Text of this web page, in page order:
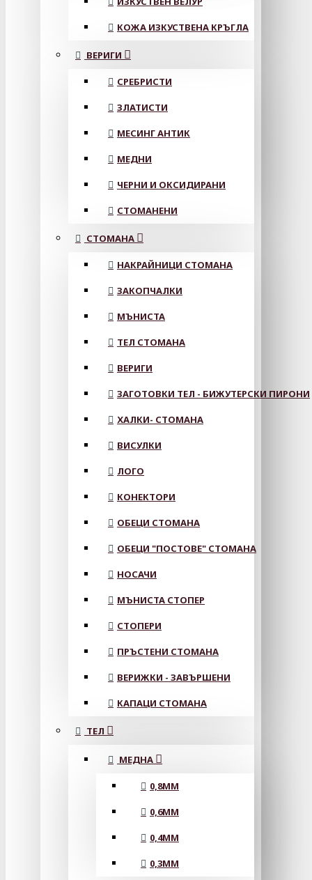
КОЖА ИЗКУСТВЕНА КРЪГЛА
ВЕРИГИ
СРЕБРИСТИ
ЗЛАТИСТИ
МЕСИНГ АНТИК
МЕДНИ
ЧЕРНИ И ОКСИДИРАНИ
СТОМАНЕНИ
СТОМАНА
НАКРАЙНИЦИ СТОМАНА
ЗАКОПЧАЛКИ
МЪНИСТА
ТЕЛ СТОМАНА
ВЕРИГИ
ЗАГОТОВКИ ТЕЛ - БИЖУТЕРСКИ ПИРОНИ
ХАЛКИ- СТОМАНА
ВИСУЛКИ
ЛОГО
КОНЕКТОРИ
ОБЕЦИ СТОМАНА
ОБЕЦИ "ПОСТОВЕ" СТОМАНА
НОСАЧИ
МЪНИСТА СТОПЕР
СТОПЕРИ
ПРЪСТЕНИ СТОМАНА
ВЕРИЖКИ - ЗАВЪРШЕНИ
КАПАЦИ СТОМАНА
ТЕЛ
МЕДНА
0,8MM
0,6MM
0,4MM
0,3MM